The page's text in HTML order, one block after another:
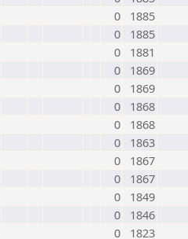
0
1885
0
1885
0
1881
0
1869
0
1869
0
1868
0
1868
0
1863
0
1867
0
1867
0
1849
0
1846
0
1823